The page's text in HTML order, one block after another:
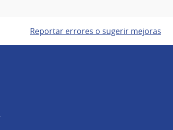
Reportar errores o sugerir mejoras